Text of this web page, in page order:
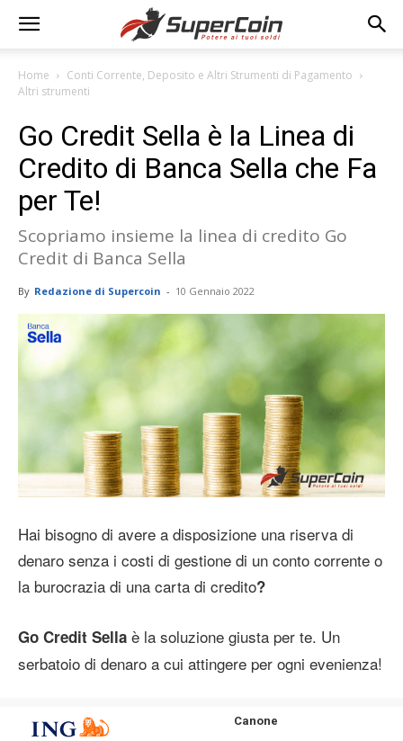
Home
Conti Corrente, Deposito e Altri Strumenti di Pagamento
Altri strumenti
Go Credit Sella è la Linea di
Credito di Banca Sella che Fa
per Te!
Scopriamo insieme la linea di credito Go
Credit di Banca Sella
By Redazione di Supercoin - 10 Gennaio 2022
Hai bisogno di avere a disposizione una riserva di
denaro senza i costi di gestione di un conto corrente o
la burocrazia di una carta di credito?
Go Credit Sella è la soluzione giusta per te. Un
serbatoio di denaro a cui attingere per ogni evenienza!
Canone